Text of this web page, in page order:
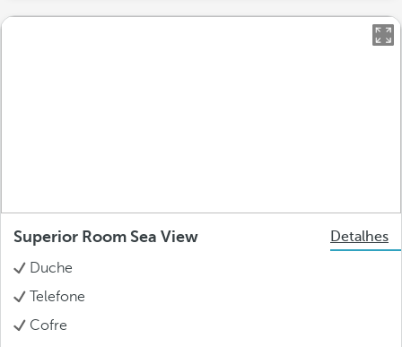
Superior Room Sea View
Detalhes
Duche
Telefone
Cofre